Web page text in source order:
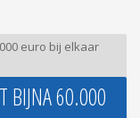
euro bij elkaar
BIJNA 60.000